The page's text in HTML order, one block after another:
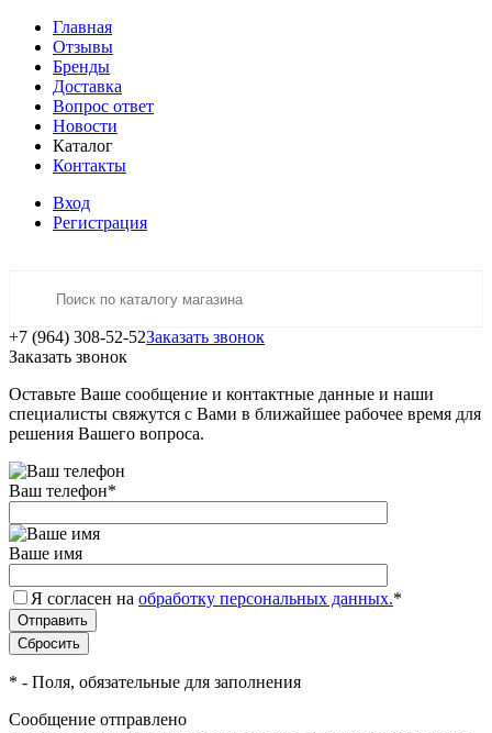
Главная
Отзывы
Бренды
Доставка
Вопрос ответ
Новости
Каталог
Контакты
Вход
Регистрация
+7 (964) 308-52-52Заказать звонок
Заказать звонок
Оставьте Ваше сообщение и контактные данные и наши
специалисты свяжутся с Вами в ближайшее рабочее время для
решения Вашего вопроса.
Ваш телефон*
Ваше имя
Я согласен на обработку персональных данных.*
* - Поля, обязательные для заполнения
Сообщение отправлено